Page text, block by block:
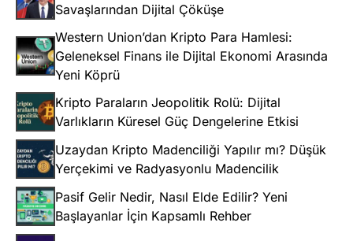
Savaşlarından Dijital Çöküşe
Western Union’dan Kripto Para Hamlesi:
Geleneksel Finans ile Dijital Ekonomi Arasında
Yeni Köprü
Kripto Paraların Jeopolitik Rolü: Dijital
Varlıkların Küresel Güç Dengelerine Etkisi
Uzaydan Kripto Madenciliği Yapılır mı? Düşük
Yerçekimi ve Radyasyonlu Madencilik
Pasif Gelir Nedir, Nasıl Elde Edilir? Yeni
Başlayanlar İçin Kapsamlı Rehber